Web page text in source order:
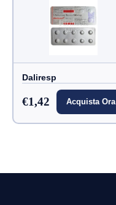
Daliresp
€1,42 Acquista Ora